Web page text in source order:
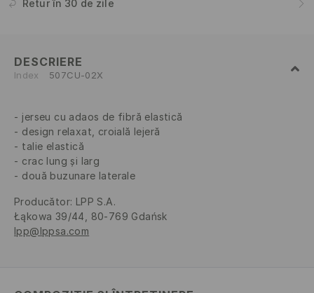
Retur în 30 de zile
DESCRIERE
Index 507CU-02X
jerseu cu adaos de fibră elastică
design relaxat, croială lejeră
talie elastică
crac lung și larg
două buzunare laterale
Producător: LPP S.A.
Łąkowa 39/44, 80-769 Gdańsk
lpp@lppsa.com